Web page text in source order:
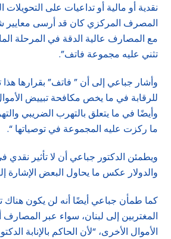
نقدية أو مالية أو تداعيات على التحويلات
المصرف المركزي كان قد أرسى معايير
مع المصارف عالية الدقة في المرحلة
تثني عليه مجموعة فاتف”.
وأشار جباعي إلى أن ” فاتف” بقرارها
للرقابة في ما يخص مكافحة تبييض
وأيضًا في ما يتعلق بالتهرب الضريبي
ما ركزت عليه المجموعة في توصياتها “.
ويطمئن الدكتور جباعي أن لا تأثير
والدولار عكس ما يحاول البعض الإشارة
كما طمأن جباعي أيضًا أنه لن يكون هناك
المغتربين إلى لبنان، سواء عبر
الأموال الأخرى، “لأن الحاكم بالإنابة